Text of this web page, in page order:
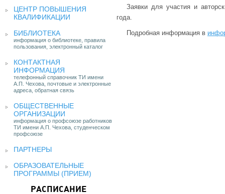
ЦЕНТР ПОВЫШЕНИЯ
КВАЛИФИКАЦИИ
БИБЛИОТЕКА
информация о библиотеке, правила
пользования, электронный каталог
КОНТАКТНАЯ
ИНФОРМАЦИЯ
телефонный справочник ТИ имени
А.П. Чехова, почтовые и электронные
адреса, обратная связь
ОБЩЕСТВЕННЫЕ
ОРГАНИЗАЦИИ
информация о профсоюзе работников
ТИ имени А.П. Чехова, студенческом
профсоюзе
ПАРТНЕРЫ
ОБРАЗОВАТЕЛЬНЫЕ
ПРОГРАММЫ (ПРИЕМ)
РАСПИСАНИЕ
Заявки для участия и
года.
Подробная информация в